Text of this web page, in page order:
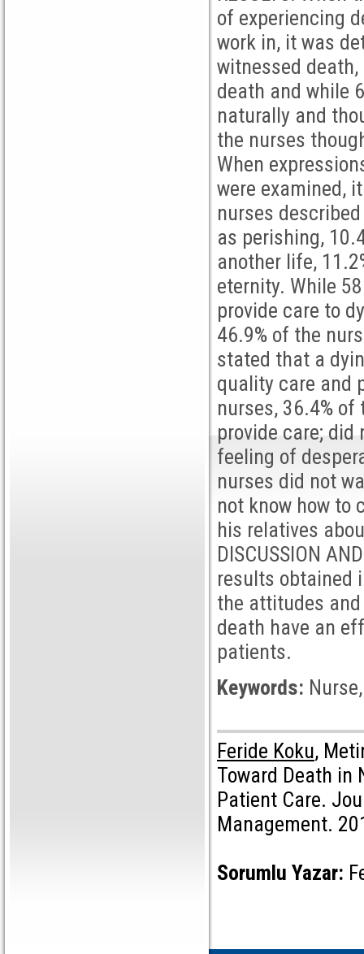
of experiencing
work in, it was
witnessed
death and while
naturally and
the nurses
When
were examined,
nurses
as perishing,
another life,
eternity. While
provide care to
46.9% of the
stated that a
quality care and
nurses, 36.4%
provide care;
feeling of
nurses did not
not know how to
his relatives
DISCUSSION
results obtained
the attitudes
death have an
patients.
Keywords:
Feride Koku,
Toward Death in
Patient Care.
Management.
Sorumlu Yazar: